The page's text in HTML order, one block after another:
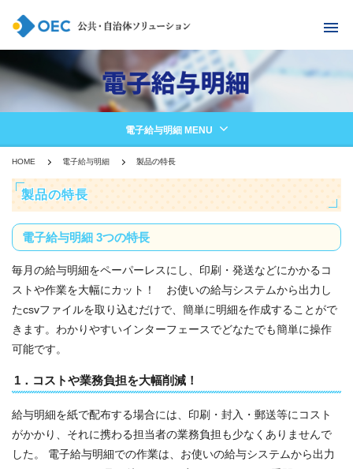
電子給与明細 MENU
HOME 電子給与明細 製品の特長
製品の特長
電子給与明細 3つの特長
毎月の給与明細をペーパーレスにし、印刷・発送などにかかるコ
ストや作業を大幅にカット！ お使いの給与システムから出力し
たcsvファイルを取り込むだけで、簡単に明細を作成することがで
きます。わかりやすいインターフェースでどなたでも簡単に操作
可能です。
1．コストや業務負担を大幅削減！
給与明細を紙で配布する場合には、印刷・封入・郵送等にコスト
がかかり、それに携わる担当者の業務負担も少なくありませんで
した。 電子給与明細での作業は、お使いの給与システムから出力